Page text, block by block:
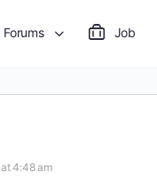
Forums Job
4:48 am